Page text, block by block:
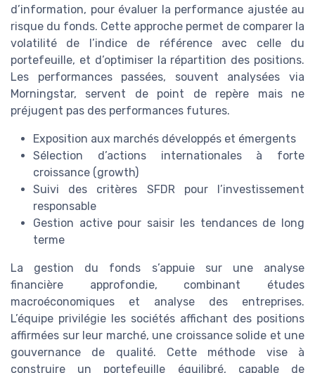
d’information, pour évaluer la performance ajustée au
risque du fonds. Cette approche permet de comparer la
volatilité de l’indice de référence avec celle du
portefeuille, et d’optimiser la répartition des positions.
Les performances passées, souvent analysées via
Morningstar, servent de point de repère mais ne
préjugent pas des performances futures.
Exposition aux marchés développés et émergents
Sélection d’actions internationales à forte
croissance (growth)
Suivi des critères SFDR pour l’investissement
responsable
Gestion active pour saisir les tendances de long
terme
La gestion du fonds s’appuie sur une analyse
financière approfondie, combinant études
macroéconomiques et analyse des entreprises.
L’équipe privilégie les sociétés affichant des positions
affirmées sur leur marché, une croissance solide et une
gouvernance de qualité. Cette méthode vise à
construire un portefeuille équilibré, capable de